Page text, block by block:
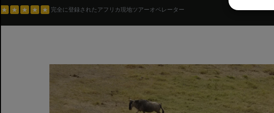
完全に登録されたアフリカ現地ツアーオペレーター